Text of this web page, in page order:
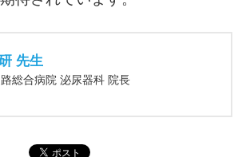
先生
総合病院 泌尿器科 院長